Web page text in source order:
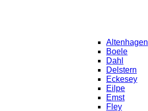
Altenhagen
Boele
Dahl
Delstern
Eckesey
Eilpe
Emst
Fley